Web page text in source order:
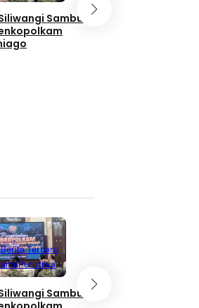
Sambut
Berita Terbaru
Peristiwa
Sambut